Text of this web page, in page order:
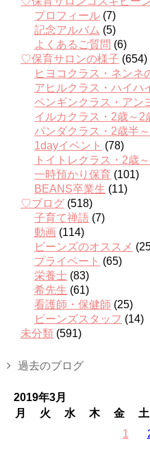
プロフィール (7)
記念アルバム (5)
よくあるご質問 (6)
♡保育サロンの様子 (654)
ヒヨコクラス・ネンネ
アヒルクラス・ハイハ
ペンギンクラス・アン
イルカクラス・2歳～2
パンダクラス・2歳半
1dayイベント (78)
トイトレクラス・2歳
一時預かり保育 (101)
BEANS卒業生 (11)
♡ブログ (518)
子育て禅語 (7)
動画 (114)
ビーンズのオススメ
プライベート (65)
栄養士 (83)
希先生 (61)
看護師・保健師 (25)
ビーンズスタッフ (14)
未分類 (591)
過去のブログ
2019年3月
月
火 水 木 金 土
1